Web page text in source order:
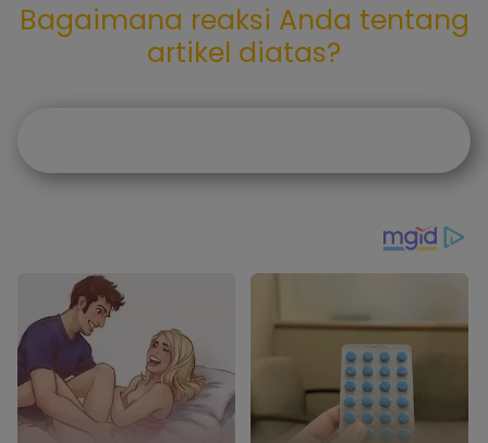
Bagaimana reaksi Anda tentang
artikel diatas?